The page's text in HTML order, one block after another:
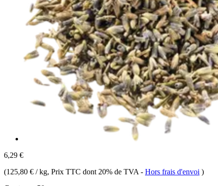
6,29 €
(125,80 € / kg, Prix TTC dont 20% de TVA - Hors frais d'envoi )